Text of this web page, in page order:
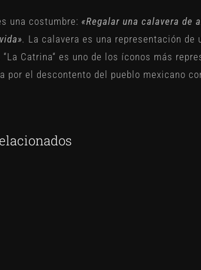
una costumbre: «Regalar una calavera de
. La calavera es una representación de
Catrina“ es uno de los íconos más
por el descontento del pueblo mexicano